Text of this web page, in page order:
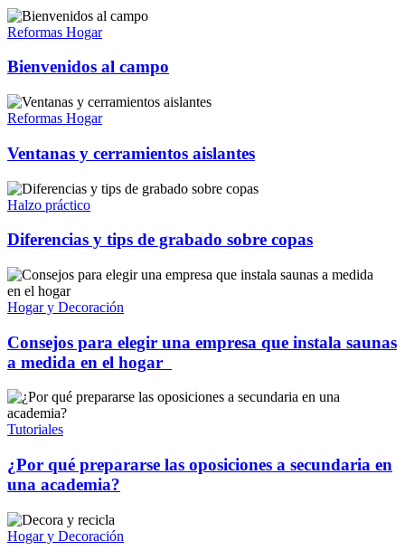
Reformas Hogar
Bienvenidos al campo
Reformas Hogar
Ventanas y cerramientos aislantes
Halzo práctico
Diferencias y tips de grabado sobre copas
Hogar y Decoración
Consejos para elegir una empresa que instala saunas
a medida en el hogar
Tutoriales
¿Por qué prepararse las oposiciones a secundaria en
una academia?
Hogar y Decoración